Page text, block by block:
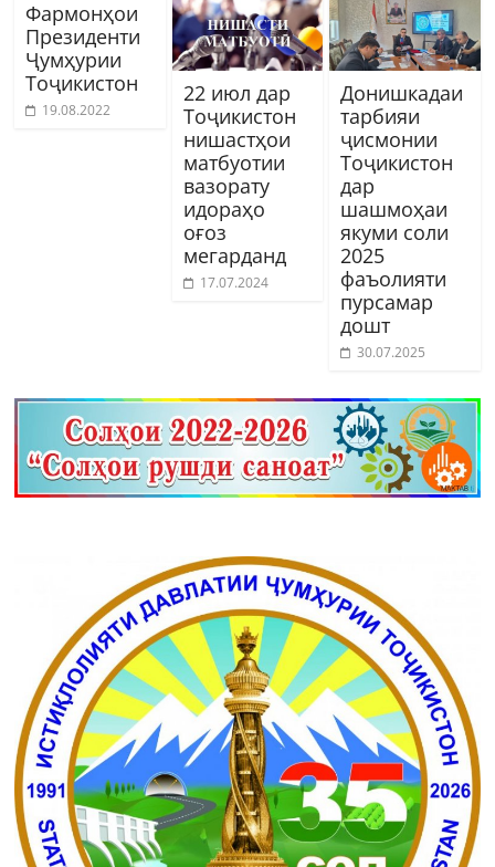
Фармонҳои
Президенти
Ҷумҳурии
Тоҷикистон
19.08.2022
22 июл дар
Тоҷикистон
нишастҳои
матбуотии
вазорату
идораҳо
оғоз
мегарданд
17.07.2024
Донишкадаи
тарбияи
ҷисмонии
Тоҷикистон
дар
шашмоҳаи
якуми соли
2025
фаъолияти
пурсамар
дошт
30.07.2025